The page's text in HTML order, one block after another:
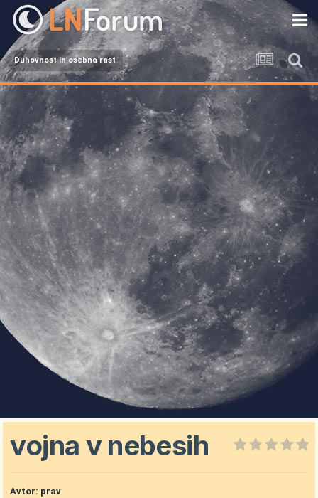
Duhovnost in osebna rast
vojna v nebesih
Avtor: prav